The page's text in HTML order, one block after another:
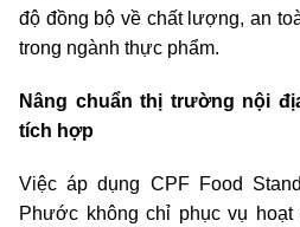
độ đồng bộ về chất lượng, an
trong ngành thực phẩm.
Nâng chuẩn thị trường nội
tích hợp
Việc áp dụng CPF Food
Phước không chỉ phục vụ hoạt